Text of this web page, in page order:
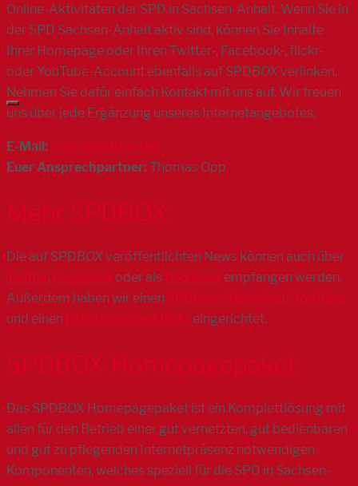
Online-Aktivitäten der SPD in Sachsen-Anhalt. Wenn Sie in
der SPD Sachsen-Anhalt aktiv sind, können Sie Inhalte
Ihrer Homepage oder Ihren Twitter-, Facebook-, flickr-
oder YouTube-Account ebenfalls auf SPDBOXverlinken.
Nehmen Sie dafür einfach Kontakt mit uns auf. Wir freuen
uns über jede Ergänzung unseres Internetangebotes.
E-Mail:team@spdbox.de
Euer Ansprechpartner:Thomas Opp
Mehr SPDBOX:
Die auf SPDBOXveröffentlichten News können auch über
Twitter, Facebook oder als RSS Feed empfangen werden.
Außerdem haben wir einen SPDbox-Channel auf YouTube
und einen Fotostream auf flickreingerichtet.
SPDBOX-Homepagepaket:
Das SPDBOX Homepagepaket ist ein Komplettlösung mit
allen für den Betrieb einer gut vernetzten, gut bedienbaren
und gut zu pflegenden Internetpräsenz notwendigen
Komponenten, welches speziell für die SPD in Sachsen-